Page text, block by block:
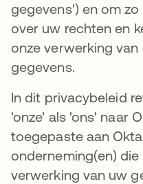
gegevens') en om
over uw rechten en
onze verwerking
gegevens.
In dit privacybeleid
'onze' als 'ons' naar
toegepaste aan
onderneming(en)
verwerking van uw